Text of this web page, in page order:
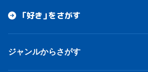
「好き」をさがす
ジャンルからさがす